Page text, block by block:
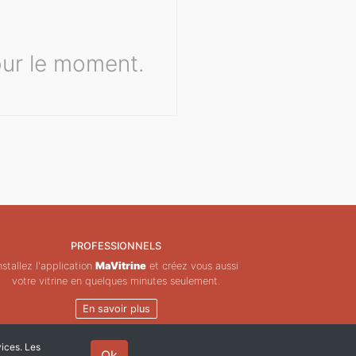
le moment.
PROFESSIONNELS
l'application MaVitrineet créez vous aussi
votre vitrine en quelques minutes seulement.
En savoir plus
Les